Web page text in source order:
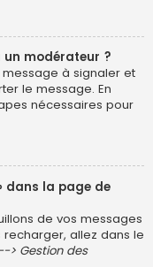
modérateur ?
message à signaler et
le message. En
nécessaires pour
dans la page de
de vos messages
allez dans le
> Gestion des